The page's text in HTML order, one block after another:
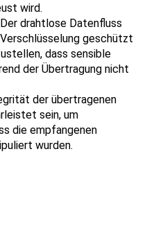
wird.
Der drahtlose Datenfluss
geschützt
dass sensible
der Übertragung nicht
der übertragenen
sein, um
die empfangenen
wurden.